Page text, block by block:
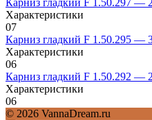
Характеристики
07
Карниз гладкий F 1.50.295 —
Характеристики
06
Карниз гладкий F 1.50.292 —
Характеристики
06
© 2026 VannaDream.ru